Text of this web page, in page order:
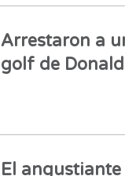
Arrestaron a
golf de
El